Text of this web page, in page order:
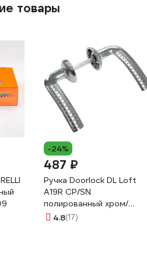
товары
-24%
487 ₽
Ручка Doorlock DL Loft
A19R CP/SN
полированный хром/
матовый никель, толщина
4.8(17)